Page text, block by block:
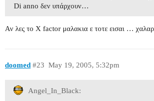
Di anno δεν υπάρχουν…
Αν λες το Χ factor μαλακια ε τοτε εισαι …
doomed May 19, 2005, 5:32pm
#23
Angel_In_Black: